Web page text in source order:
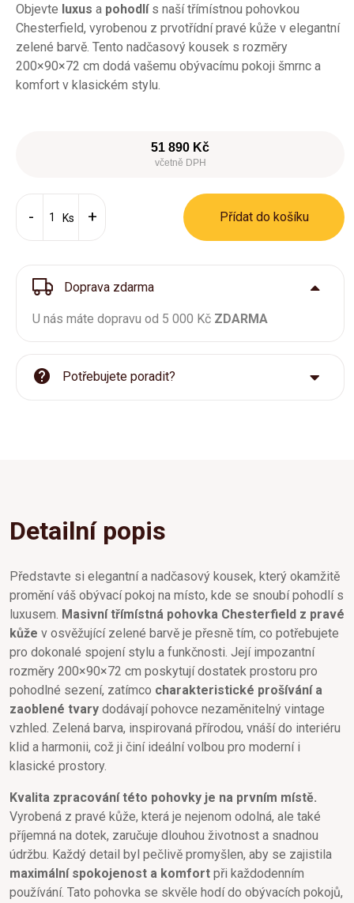
Objevte luxus a pohodlís naší třímístnou pohovkou
Chesterfield, vyrobenou z prvotřídní pravé kůže v elegantní
zelené barvě. Tento nadčasový kousek s rozměry
200×90×72 cm dodá vašemu obývacímu pokoji šmrnc a
komfort v klasickém stylu.
51 890 Kč
včetně DPH
Ks Přídat do košíku
Doprava zdarma
U nás máte dopravu od 5 000 Kč ZDARMA
Potřebujete poradit?
Detailní popis
Představte si elegantní a nadčasový kousek, který okamžitě
promění váš obývací pokoj na místo, kde se snoubí pohodlí s
luxusem. Masivní třímístná pohovka Chesterfield z pravé
kůže v osvěžující zelené barvě je přesně tím, co potřebujete
pro dokonalé spojení stylu a funkčnosti. Její impozantní
rozměry 200×90×72 cm poskytují dostatek prostoru pro
pohodlné sezení, zatímco charakteristické prošívání a
zaoblené tvary dodávají pohovce nezaměnitelný vintage
vzhled. Zelená barva, inspirovaná přírodou, vnáší do interiéru
klid a harmonii, což ji činí ideální volbou pro moderní i
klasické prostory.
Kvalita zpracování této pohovky je na prvním místě.
Vyrobená z pravé kůže, která je nejenom odolná, ale také
příjemná na dotek, zaručuje dlouhou životnost a snadnou
údržbu. Každý detail byl pečlivě promyšlen, aby se zajistila
maximální spokojenost a komfort při každodenním
používání. Tato pohovka se skvěle hodí do obývacích pokojů,